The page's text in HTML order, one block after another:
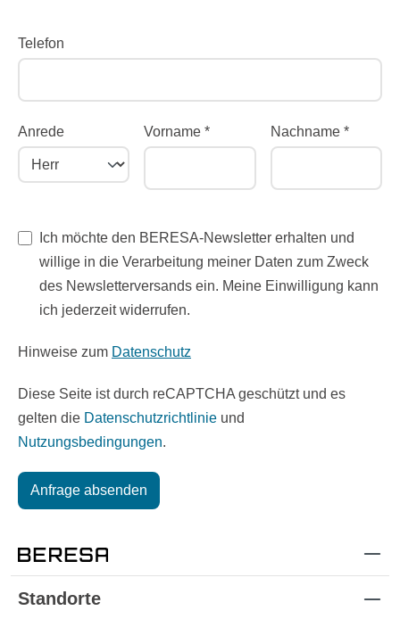
Telefon
Anrede Vorname * Nachname *
Ich möchte den BERESA-Newsletter erhalten und
willige in die Verarbeitung meiner Daten zum Zweck
des Newsletterversands ein. Meine Einwilligung kann
ich jederzeit widerrufen.
Hinweise zum Datenschutz
Diese Seite ist durch reCAPTCHA geschützt und es
gelten die Datenschutzrichtlinie und
Nutzungsbedingungen.
Anfrage absenden
Standorte